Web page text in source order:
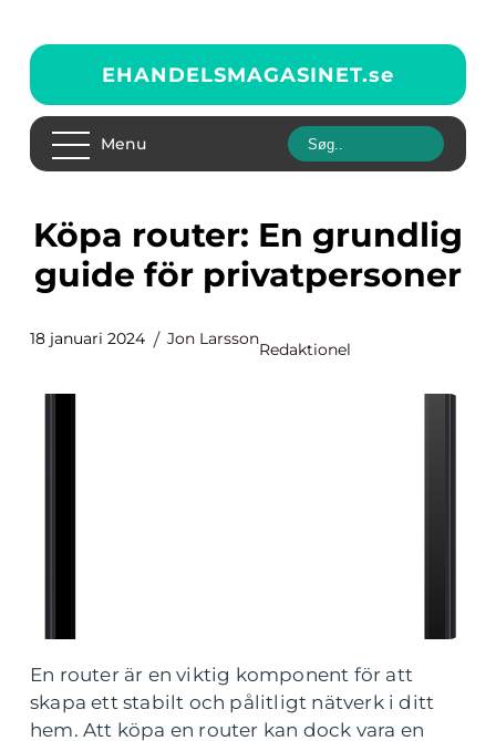
EHANDELSMAGASINET.se
Menu
Köpa router: En grundlig
guide för privatpersoner
18 januari 2024 Jon Larsson
Redaktionel
En router är en viktig komponent för att
skapa ett stabilt och pålitligt nätverk i ditt
hem. Att köpa en router kan dock vara en